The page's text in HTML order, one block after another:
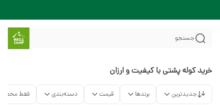
جستجو
خرید کوله پشتی با کیفیت و ارزان
جدیدترین برندها قیمت دسته‌بندی فقط